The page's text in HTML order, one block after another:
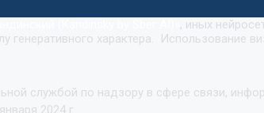
, иных
характера. Использование
службой по надзору в сфере связи,
2024 г.